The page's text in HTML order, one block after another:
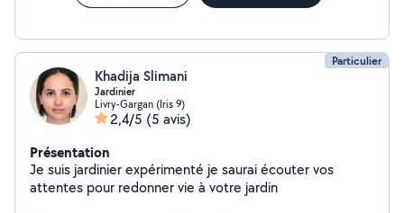
Particulier
Khadija Slimani
Jardinier
Livry-Gargan (Iris 9)
2,4/5 (5 avis)
Présentation
Je suis jardinier expérimenté je saurai écouter vos
attentes pour redonner vie à votre jardin